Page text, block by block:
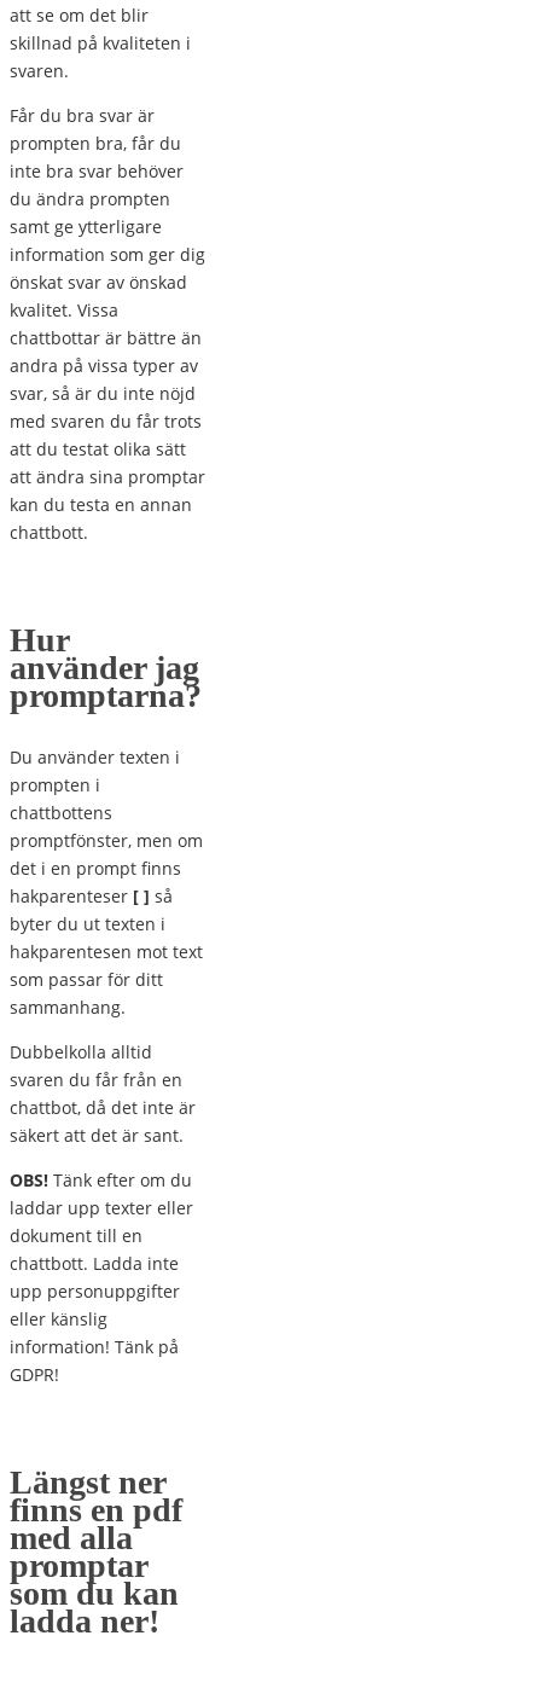
att se om det blir
skillnad på kvaliteten i
svaren.
Får du bra svar är
prompten bra, får du
inte bra svar behöver
du ändra prompten
samt ge ytterligare
information som ger dig
önskat svar av önskad
kvalitet. Vissa
chattbottar är bättre än
andra på vissa typer av
svar, så är du inte nöjd
med svaren du får trots
att du testat olika sätt
att ändra sina promptar
kan du testa en annan
chattbott.
Hur
använder jag
promptarna?
Du använder texten i
prompten i
chattbottens
promptfönster, men om
det i en prompt finns
hakparenteser [ ] så
byter du ut texten i
hakparentesen mot text
som passar för ditt
sammanhang.
Dubbelkolla alltid
svaren du får från en
chattbot, då det inte är
säkert att det är sant.
OBS! Tänk efter om du
laddar upp texter eller
dokument till en
chattbott. Ladda inte
upp personuppgifter
eller känslig
information! Tänk på
GDPR!
Längst ner
finns en pdf
med alla
promptar
som du kan
ladda ner!